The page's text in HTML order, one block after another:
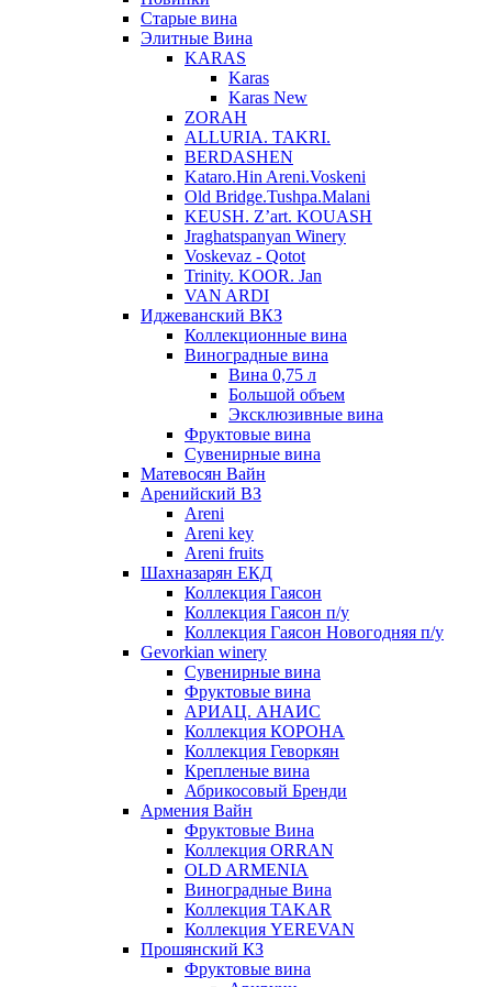
Старые вина
Элитные Вина
KARAS
Karas
Karas New
ZORAH
ALLURIA. TAKRI.
BERDASHEN
Kataro.Hin Areni.Voskeni
Old Bridge.Tushpa.Malani
KEUSH. Z’art. KOUASH
Jraghatspanyan Winery
Voskevaz - Qotot
Trinity. KOOR. Jan
VAN ARDI
Иджеванский ВКЗ
Коллекционные вина
Виноградные вина
Вина 0,75 л
Большой объем
Эксклюзивные вина
Фруктовые вина
Cувенирные вина
Матевосян Вайн
Аренийский ВЗ
Areni
Areni key
Areni fruits
Шахназарян ЕКД
Коллекция Гаясон
Коллекция Гаясон п/у
Коллекция Гаясон Новогодняя п/у
Gevorkian winery
Сувенирные вина
Фруктовые вина
АРИАЦ. АНАИС
Коллекция КОРОНА
Коллекция Геворкян
Крепленые вина
Абрикосовый Бренди
Армения Вайн
Фруктовые Вина
Коллекция ORRAN
OLD ARMENIA
Виноградные Вина
Коллекция TAKAR
Коллекция YEREVAN
Прошянский КЗ
Фруктовые вина